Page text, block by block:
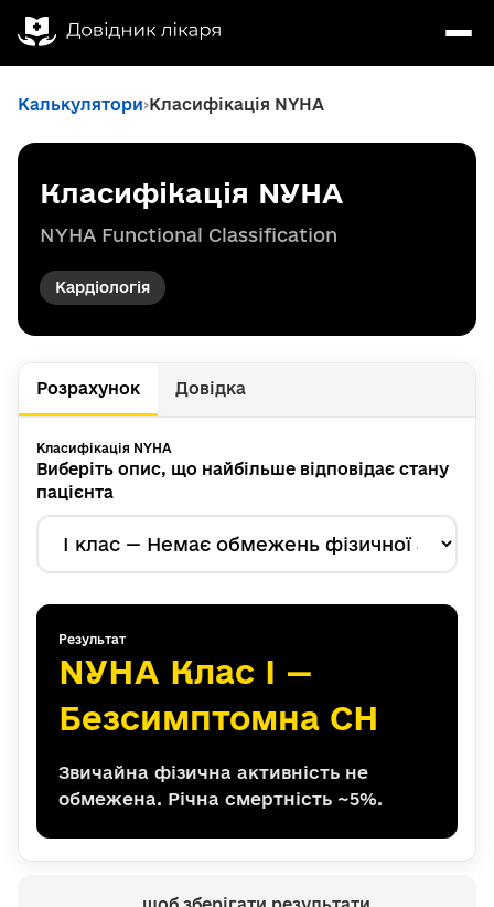
Калькулятори Класифікація NYHA
Класифікація NYHA
NYHA Functional Classification
Кардіологія
Розрахунок Довідка
Класифікація NYHA
Виберіть опис, що найбільше відповідає стану
пацієнта
Результат
NYHA Клас I —
Безсимптомна СН
Звичайна фізична активність не
обмежена. Річна смертність ~5%.